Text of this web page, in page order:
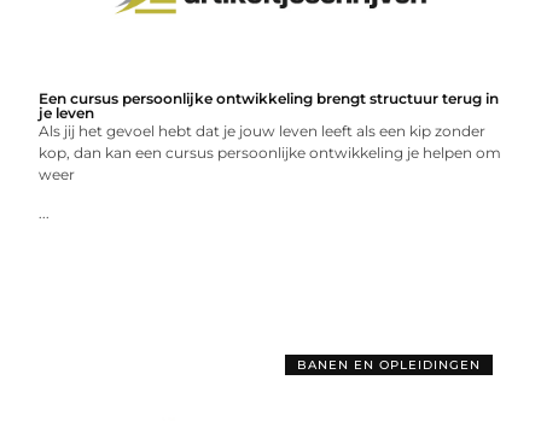
Een cursus persoonlijke ontwikkeling brengt structuur terug in
je leven
Als jij het gevoel hebt dat je jouw leven leeft als een kip zonder
kop, dan kan een cursus persoonlijke ontwikkeling je helpen om
weer
...
BANEN EN OPLEIDINGEN